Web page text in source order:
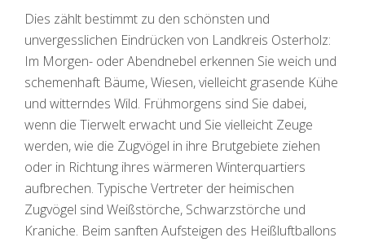
Dies zählt bestimmt zu den schönsten und
unvergesslichen Eindrücken von Landkreis Osterholz:
Im Morgen- oder Abendnebel erkennen Sie weich und
schemenhaft Bäume, Wiesen, vielleicht grasende Kühe
und witterndes Wild. Frühmorgens sind Sie dabei,
wenn die Tierwelt erwacht und Sie vielleicht Zeuge
werden, wie die Zugvögel in ihre Brutgebiete ziehen
oder in Richtung ihres wärmeren Winterquartiers
aufbrechen. Typische Vertreter der heimischen
Zugvögel sind Weißstörche, Schwarzstörche und
Kraniche. Beim sanften Aufsteigen des Heißluftballons